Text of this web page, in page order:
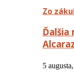
Zo
Ďalšia
5